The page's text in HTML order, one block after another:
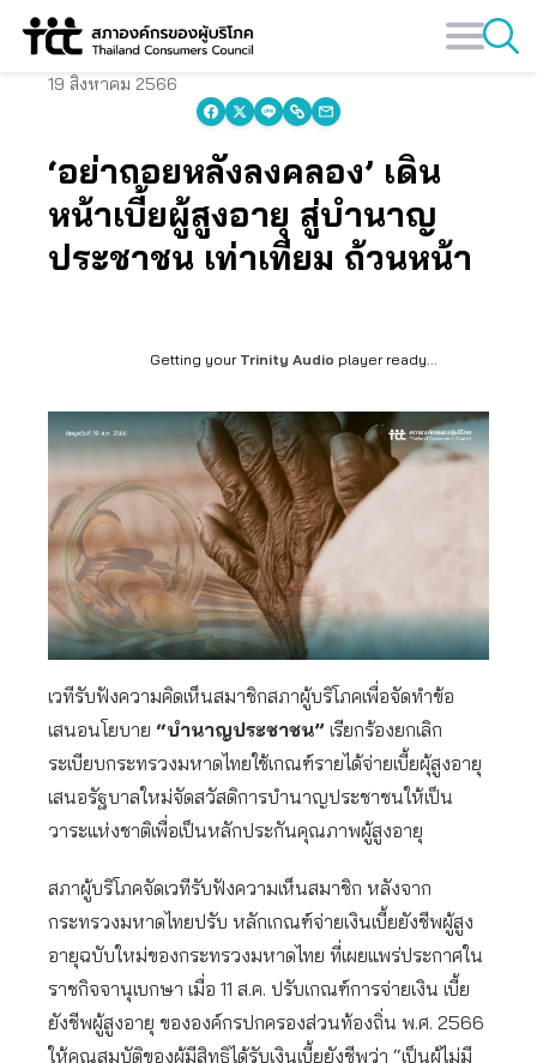
Skip
19 สิงหาคม 2566
‘อย่าถอยหลังลงคลอง’ เดิน
หน้าเบี้ยผู้สูงอายุ สู่บำนาญ
ประชาชน เท่าเทียม ถ้วนหน้า
Getting your Trinity Audio player ready...
เวทีรับฟังความคิดเห็นสมาชิกสภาผู้บริโภคเพื่อจัดทำข้อ
เสนอนโยบาย “บำนาญประชาชน” เรียกร้องยกเลิก
ระเบียบกระทรวงมหาดไทยใช้เกณฑ์รายได้จ่ายเบี้ยผุ้สูงอายุ
เสนอรัฐบาลใหม่จัดสวัสดิการบำนาญประชาชนให้เป็น
วาระแห่งชาติเพื่อเป็นหลักประกันคุณภาพผู้สูงอายุ
สภาผู้บริโภคจัดเวทีรับฟังความเห็นสมาชิก หลังจาก
กระทรวงมหาดไทยปรับ หลักเกณฑ์จ่ายเงินเบี้ยยังชีพผู้สูง
อายุฉบับใหม่ของกระทรวงมหาดไทย ที่เผยแพร่ประกาศใน
ราชกิจจานุเบกษา เมื่อ 11 ส.ค. ปรับเกณฑ์การจ่ายเงิน เบี้ย
ยังชีพผู้สูงอายุ ขององค์กรปกครองส่วนท้องถิ่น พ.ศ. 2566
ให้คุณสมบัติของผู้มีสิทธิได้รับเงินเบี้ยยังชีพว่า “เป็นผู้ไม่มี